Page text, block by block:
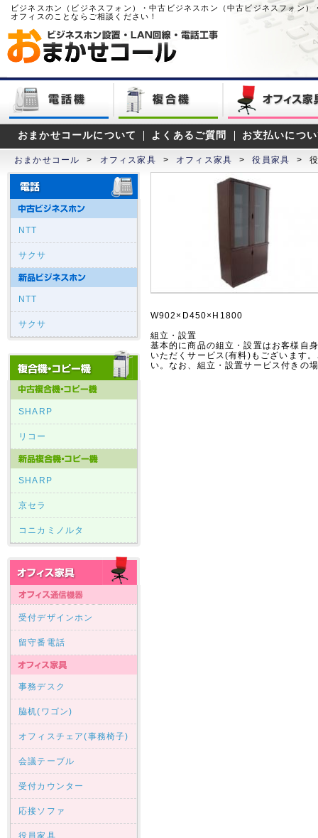
ビジネスホン（ビジネスフォン）・中古ビジネスホン（中古ビジネスフォン
オフィスのことならご相談ください！
おまかせコールについて よくあるご質問 お支払いにつ
おまかせコール > オフィス家具 > オフィス家具 > 役員家具 >
NTT
サクサ
NTT
サクサ
SHARP
リコー
SHARP
京セラ
コニカミノルタ
受付デザインホン
留守番電話
事務デスク
脇机(ワゴン)
オフィスチェア(事務椅子)
会議テーブル
受付カウンター
応接ソファ
役員家具
W902×D450×H1800
組立・設置
基本的に商品の組立・設置はお客様自
いただくサービス(有料)もございます
い。なお、組立・設置サービス付きの